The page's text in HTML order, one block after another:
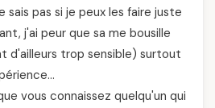
sais pas si je peux les faire juste
j'ai peur que sa me bousille
d'ailleurs trop sensible) surtout
vous connaissez quelqu'un qui